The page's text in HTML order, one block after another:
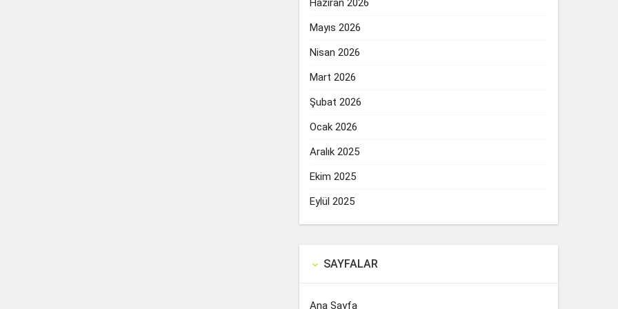
Mayıs 2026
Nisan 2026
Mart 2026
Şubat 2026
Ocak 2026
Aralık 2025
Ekim 2025
Eylül 2025
 SAYFALAR
Ana Sayfa